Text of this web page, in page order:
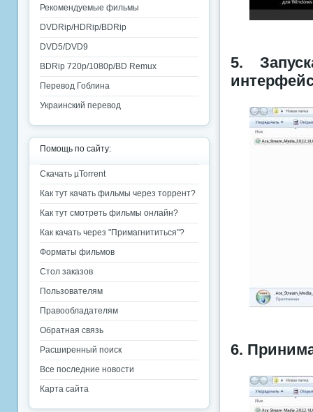
5.
6.
Рекомендуемые фильмы
DVDRip/HDRip/BDRip
DVD5/DVD9
BDRip 720p/1080p/BD Remux
Перевод Гоблина
Украинский перевод
Помощь по сайту:
Скачать µTorrent
Как тут качать фильмы через торрент?
Как тут смотреть фильмы онлайн?
Как качать через "Примагнититься"?
Форматы фильмов
Стол заказов
Пользователям
Правообладателям
Обратная связь
Расширенный поиск
Все последние новости
Карта сайта